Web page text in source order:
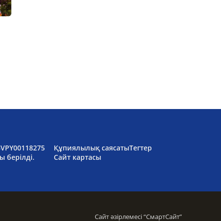
берілді.
Құпиялылық саясатыТегтер
Сайт картасы
Сайт әзірлемесі “СмартСайт”